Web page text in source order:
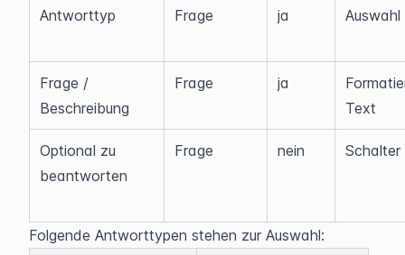
Antworttyp Frage ja Auswahl
Frage /
Beschreibung
Frage ja
Text
Optional zu
beantworten
Frage nein Schalter
Folgende Antworttypen stehen zur Auswahl: